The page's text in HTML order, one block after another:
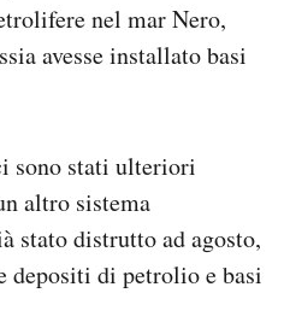
nel mar Nero,
avesse installato basi
sono stati ulteriori
altro sistema
stato distrutto ad agosto,
depositi di petrolio e basi